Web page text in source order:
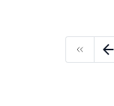
diverses étapes de
aménagement dans